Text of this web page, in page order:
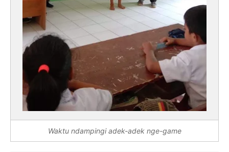
Waktu ndampingi adek-adek nge-game